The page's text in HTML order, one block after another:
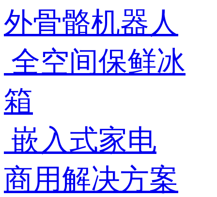
外骨骼机器人
全空间保鲜冰
箱
嵌入式家电
商用解决方案